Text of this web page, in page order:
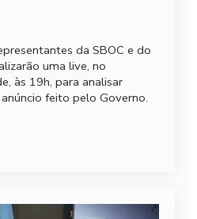
da SBOC e do
uma live, no
às 19h, para analisar
feito pelo Governo.